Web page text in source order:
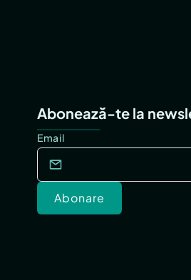
Abonează-te la
Email
Abonare